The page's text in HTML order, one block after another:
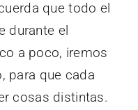
que todo el
durante el
a poco, iremos
para que cada
cosas distintas.